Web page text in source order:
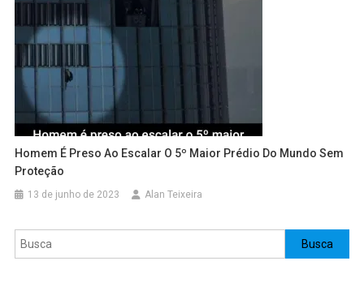
Homem É Preso Ao Escalar O 5º Maior Prédio Do Mundo Sem
Proteção
13 de junho de 2023 Alan Teixeira
Pesquisar Busca